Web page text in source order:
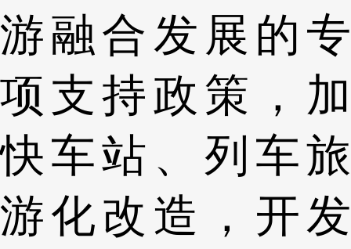
游融合发展的专
项支持政策，加
快车站、列车旅
游化改造，开发